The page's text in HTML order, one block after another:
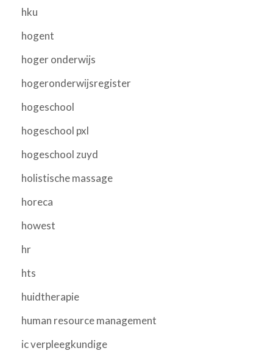
hku
hogent
hoger onderwijs
hogeronderwijsregister
hogeschool
hogeschool pxl
hogeschool zuyd
holistische massage
horeca
howest
hr
hts
huidtherapie
human resource management
ic verpleegkundige